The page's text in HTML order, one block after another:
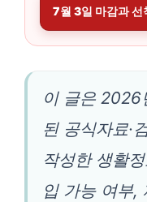
7월 3일 마감과 선
이 글은
된 공식자료·
작성한 생활
입 가능 여부,